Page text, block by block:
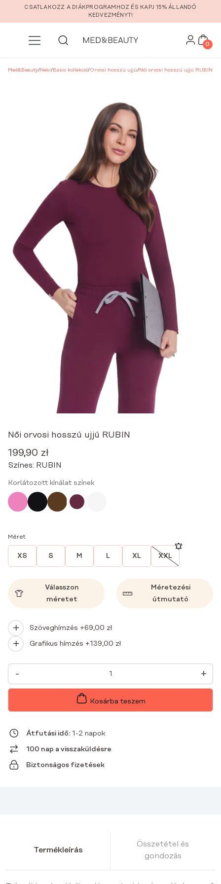
Ugrás a fő tartalomra
CSATLAKOZZ A DIÁKPROGRAMHOZ ÉS KAPJ 15% ÁLLANDÓ
KEDVEZMÉNYT!
0
Med&Beauty/Neki/Basic kollekció/Orvosi hosszú ujjú/Női orvosi hosszú ujjú RUBIN
Női orvosi hosszú ujjú RUBIN
199,90 zł
Színes: RUBIN
Korlátozott kínálat színek
Méret
XS S M L XL XXL
Válasszon
méretet
Méretezési
útmutató
Szöveghímzés +69,00 zł
Grafikus hímzés +139,00 zł
-
NŐI
ORVOSI
HOSSZÚ
UJJÚ
+
Kosárba teszem
Átfutási idő: 1-2 napok
100 nap a visszaküldésre
Biztonságos fizetések
Termékleírás
Összetétel és
gondozás